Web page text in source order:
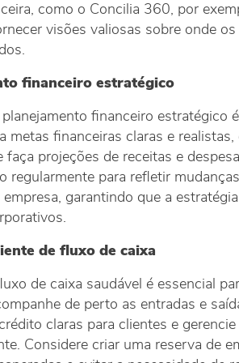
como o Concilia 360, por
visões valiosas sobre onde
financeiro estratégico
financeiro estratégico
metas financeiras claras e
faça projeções de receitas e
regularmente para refletir
empresa, garantindo que a
de fluxo de caixa
de caixa saudável é essencial
de perto as entradas e
claras para clientes e
Considere criar uma reserva de